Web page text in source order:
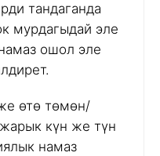
тандаганда
мурдагыдай эле
ошол эле
өтө төмөн/
күн же түн
намаз